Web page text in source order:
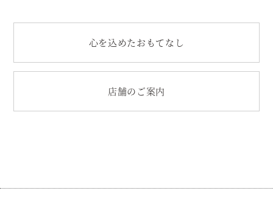
心を込めたおもてなし
店舗のご案内